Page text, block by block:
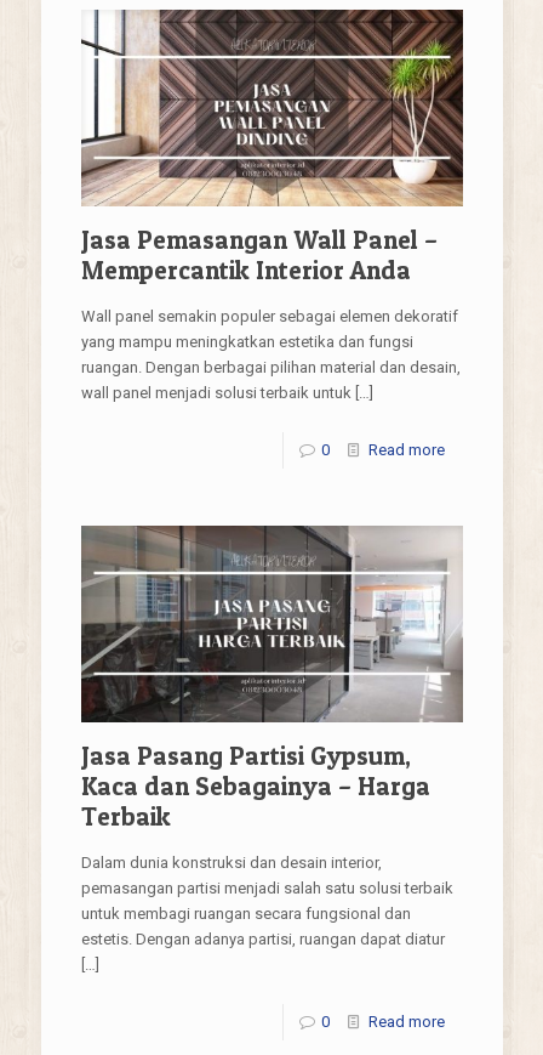
Jasa Pemasangan Wall Panel –
Mempercantik Interior Anda
Wall panel semakin populer sebagai elemen dekoratif
yang mampu meningkatkan estetika dan fungsi
ruangan. Dengan berbagai pilihan material dan desain,
wall panel menjadi solusi terbaik untuk[…]
0 Read more
Jasa Pasang Partisi Gypsum,
Kaca dan Sebagainya – Harga
Terbaik
Dalam dunia konstruksi dan desain interior,
pemasangan partisi menjadi salah satu solusi terbaik
untuk membagi ruangan secara fungsional dan
estetis. Dengan adanya partisi, ruangan dapat diatur
[…]
0 Read more